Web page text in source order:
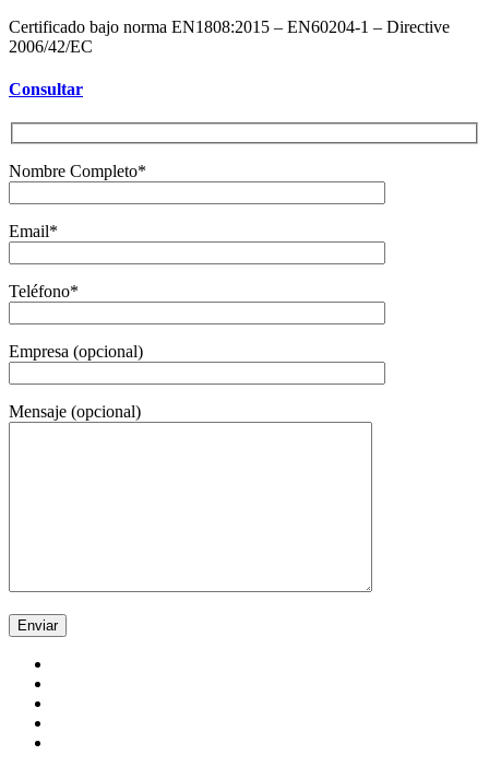
Certificado bajo norma EN1808:2015 – EN60204-1 – Directive
2006/42/EC
Consultar
Nombre Completo*
Email*
Teléfono*
Empresa (opcional)
Mensaje (opcional)